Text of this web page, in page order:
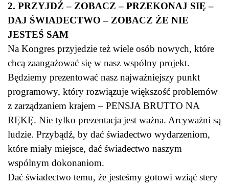
2. PRZYJDŹ – ZOBACZ – PRZEKONAJ SIĘ –
DAJ ŚWIADECTWO – ZOBACZ ŻE NIE
JESTEŚ SAM
Na Kongres przyjedzie też wiele osób nowych, które
chcą zaangażować się w nasz wspólny projekt.
Będziemy prezentować nasz najważniejszy punkt
programowy, który rozwiązuje większość problemów
z zarządzaniem krajem – PENSJA BRUTTO NA
RĘKĘ. Nie tylko prezentacja jest ważna. Arcyważni są
ludzie. Przybądź, by dać świadectwo wydarzeniom,
które miały miejsce, dać świadectwo naszym
wspólnym dokonaniom.
Dać świadectwo temu, że jesteśmy gotowi wziąć stery